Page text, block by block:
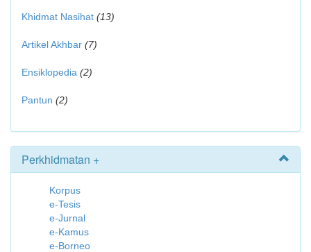
Khidmat Nasihat (13)
Artikel Akhbar (7)
Ensiklopedia (2)
Pantun (2)
Perkhidmatan +
Korpus
e-Tesis
e-Jurnal
e-Kamus
e-Borneo